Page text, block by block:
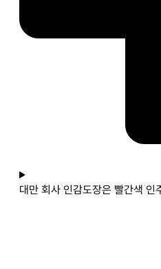
대만 회사 인감도장은 빨간색 인